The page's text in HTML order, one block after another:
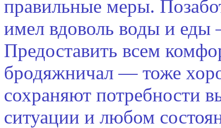
правильные меры.
имел вдоволь воды и
Предоставить всем
бродяжничал — тоже
сохраняют потребности
ситуации и любом